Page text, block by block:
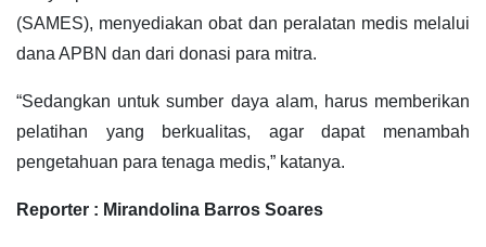
(SAMES), menyediakan obat dan peralatan medis melalui
dana APBN dan dari donasi para mitra.
“Sedangkan untuk sumber daya alam, harus memberikan
pelatihan yang berkualitas, agar dapat menambah
pengetahuan para tenaga medis,” katanya.
Reporter : Mirandolina Barros Soares